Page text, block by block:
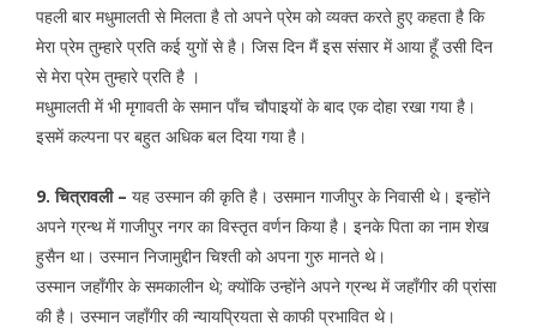
पहली बार मधुमालती से मिलता है तो अपने प्रेम को व्यक्त करते हुए कहता है कि
मेरा प्रेम तुम्हारे प्रति कई युगों से है। जिस दिन मैं इस संसार में आया हूँ उसी दिन
से मेरा प्रेम तुम्हारे प्रति है ।
मधुमालती में भी मृगावती के समान पाँच चौपाइयों के बाद एक दोहा रखा गया है।
इसमें कल्पना पर बहुत अधिक बल दिया गया है।
9. चित्रावली – यह उस्मान की कृति है। उसमान गाजीपुर के निवासी थे। इन्होंने
अपने ग्रन्थ में गाजीपुर नगर का विस्तृत वर्णन किया है। इनके पिता का नाम शेख
हुसैन था। उस्मान निजामुद्दीन चिश्ती को अपना गुरु मानते थे।
उस्मान जहाँगीर के समकालीन थे; क्योंकि उन्होंने अपने ग्रन्थ में जहाँगीर की प्रांसा
की है। उस्मान जहाँगीर की न्यायप्रियता से काफी प्रभावित थे।